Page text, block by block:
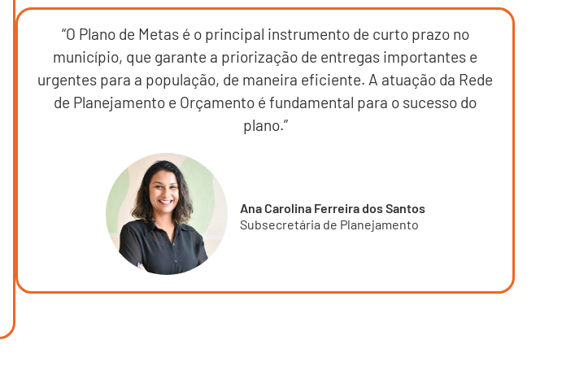
“O Plano de Metas é o principal instrumento de curto prazo no
município, que garante a priorização de entregas importantes e
urgentes para a população, de maneira eficiente. A atuação da Rede
de Planejamento e Orçamento é fundamental para o sucesso do
plano.”
Ana Carolina Ferreira dos Santos
Subsecretária de Planejamento